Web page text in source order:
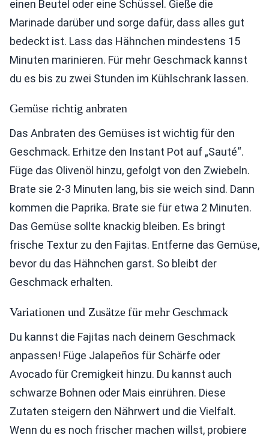
einen Beutel oder eine Schüssel. Gieße die
Marinade darüber und sorge dafür, dass alles gut
bedeckt ist. Lass das Hähnchen mindestens 15
Minuten marinieren. Für mehr Geschmack kannst
du es bis zu zwei Stunden im Kühlschrank lassen.
Gemüse richtig anbraten
Das Anbraten des Gemüses ist wichtig für den
Geschmack. Erhitze den Instant Pot auf „Sauté“.
Füge das Olivenöl hinzu, gefolgt von den Zwiebeln.
Brate sie 2-3 Minuten lang, bis sie weich sind. Dann
kommen die Paprika. Brate sie für etwa 2 Minuten.
Das Gemüse sollte knackig bleiben. Es bringt
frische Textur zu den Fajitas. Entferne das Gemüse,
bevor du das Hähnchen garst. So bleibt der
Geschmack erhalten.
Variationen und Zusätze für mehr Geschmack
Du kannst die Fajitas nach deinem Geschmack
anpassen! Füge Jalapeños für Schärfe oder
Avocado für Cremigkeit hinzu. Du kannst auch
schwarze Bohnen oder Mais einrühren. Diese
Zutaten steigern den Nährwert und die Vielfalt.
Wenn du es noch frischer machen willst, probiere